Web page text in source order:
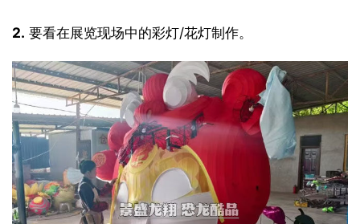
2. 要看在展览现场中的彩灯/花灯制作。